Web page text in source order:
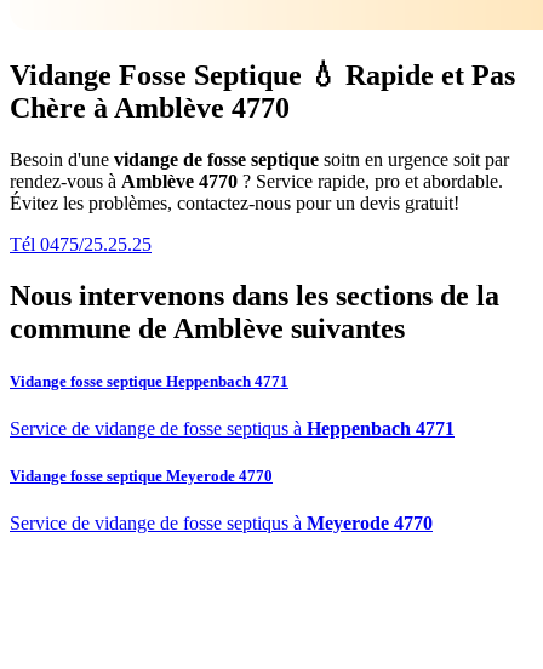
Vidange Fosse Septique 💧 Rapide et Pas
Chère à Amblève 4770
Besoin d'une vidange de fosse septique soitn en urgence soit par
rendez-vous à Amblève 4770 ? Service rapide, pro et abordable.
Évitez les problèmes, contactez-nous pour un devis gratuit!
Tél 0475/25.25.25
Nous intervenons dans les sections de la
commune de Amblève suivantes
Vidange fosse septique Heppenbach 4771
Service de vidange de fosse septiqus à Heppenbach 4771
Vidange fosse septique Meyerode 4770
Service de vidange de fosse septiqus à Meyerode 4770